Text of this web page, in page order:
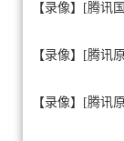
【录像】[腾讯
【录像】[腾讯
【录像】[腾讯